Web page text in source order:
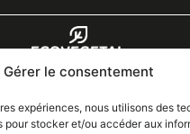
Gérer le consentement
expériences, nous utilisons des
pour stocker et/ou accéder aux
Les Grandes